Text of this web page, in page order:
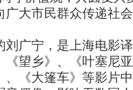
广大市民群众传递社
广宁，是上海电影
《望乡》、《叶塞尼
、《大篷车》等影片